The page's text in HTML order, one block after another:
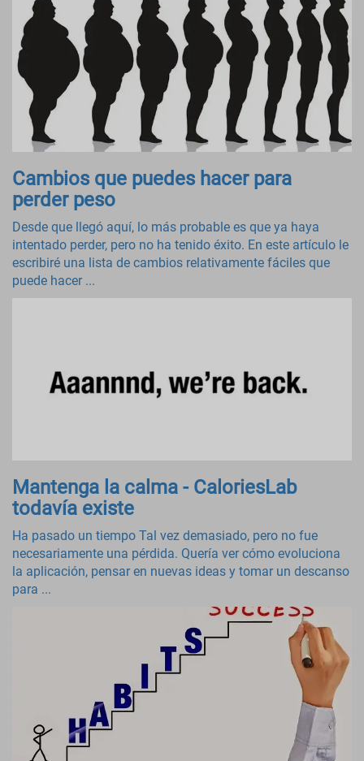
Cambios que puedes hacer para
perder peso
Desde que llegó aquí, lo más probable es que ya haya
intentado perder, pero no ha tenido éxito. En este artículo le
escribiré una lista de cambios relativamente fáciles que
puede hacer ...
Mantenga la calma - CaloriesLab
todavía existe
Ha pasado un tiempo Tal vez demasiado, pero no fue
necesariamente una pérdida. Quería ver cómo evoluciona
la aplicación, pensar en nuevas ideas y tomar un descanso
para ...